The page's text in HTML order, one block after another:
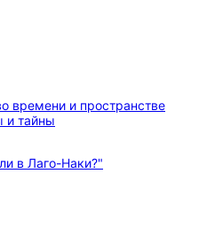
времени и пространстве
и тайны